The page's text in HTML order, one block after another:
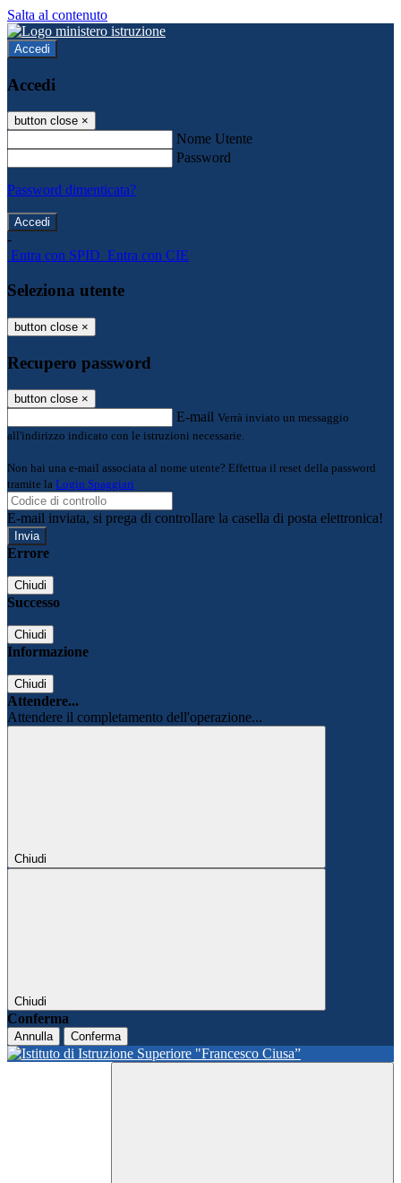
Salta al contenuto
Accedi
Accedi
button close ×
Nome Utente
Password
Password dimenticata?
-
Entra con SPID Entra con CIE
Seleziona utente
button close ×
Recupero password
button close ×
E-mail Verrà inviato un messaggio
all'indirizzo indicato con le istruzioni necessarie.
Non hai una e-mail associata al nome utente? Effettua il reset della password
tramite la Login Spaggiari
E-mail inviata, si prega di controllare la casella di posta elettronica!
Errore
Chiudi
Successo
Chiudi
Informazione
Chiudi
Attendere...
Attendere il completamento dell'operazione...
Chiudi
Chiudi
Conferma
Annulla Conferma